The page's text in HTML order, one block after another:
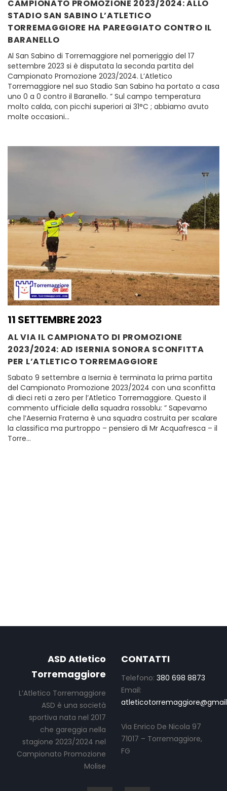
CAMPIONATO PROMOZIONE 2023/2024: ALLO
STADIO SAN SABINO L’ATLETICO
TORREMAGGIORE HA PAREGGIATO CONTRO IL
BARANELLO
Al San Sabino di Torremaggiore nel pomeriggio del 17
settembre 2023 si è disputata la seconda partita del
Campionato Promozione 2023/2024. L’Atletico
Torremaggiore nel suo Stadio San Sabino ha portato a casa
uno 0 a 0 contro il Baranello. ” Sul campo temperatura
molto calda, con picchi superiori ai 31°C ; abbiamo avuto
molte occasioni…
11 SETTEMBRE 2023
AL VIA IL CAMPIONATO DI PROMOZIONE
2023/2024: AD ISERNIA SONORA SCONFITTA
PER L’ATLETICO TORREMAGGIORE
Sabato 9 settembre a Isernia è terminata la prima partita
del Campionato Promozione 2023/2024 con una sconfitta
di dieci reti a zero per l’Atletico Torremaggiore. Questo il
commento ufficiale della squadra rossoblu: ” Sapevamo
che l’Aesernia Fraterna è una squadra costruita per scalare
la classifica ma purtroppo – pensiero di Mr Acquafresca – il
Torre…
ASD Atletico
Torremaggiore
L’Atletico Torremaggiore
ASD è una società
sportiva nata nel 2017
che gareggia nella
stagione 2023/2024 nel
Campionato Promozione
Molise
CONTATTI
Telefono: 380 698 8873
Email:
Via Enrico De Nicola 97
71017 – Torremaggiore,
FG